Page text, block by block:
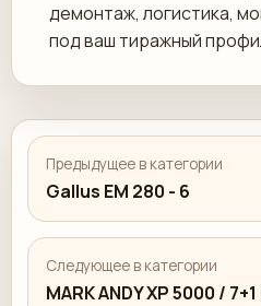
демонтаж, логистика,
под ваш тиражный
Предыдущее в категории
Gallus EM 280 - 6
Следующее в категории
MARK ANDY XP 5000 / 7+1